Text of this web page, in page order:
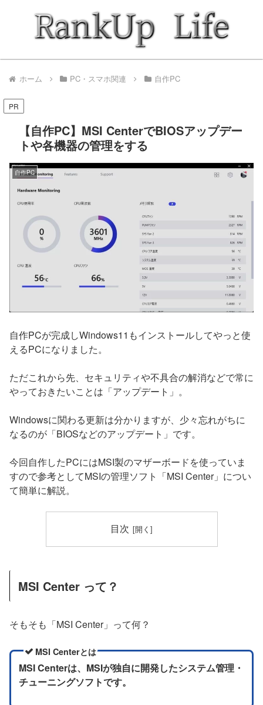
ホーム PC・スマホ関連 自作PC
PR
【自作PC】MSI CenterでBIOSアップデー
トや各機器の管理をする
自作PC
自作PCが完成しWindows11もインストールしてやっと使
えるPCになりました。
ただこれから先、セキュリティや不具合の解消などで常に
やっておきたいことは「アップデート」。
Windowsに関わる更新は分かりますが、少々忘れがちに
なるのが「BIOSなどのアップデート」です。
今回自作したPCにはMSI製のマザーボードを使っていま
すので参考としてMSIの管理ソフト「MSI Center」につい
て簡単に解説。
目次
MSI Center って？
そもそも「MSI Center」って何？
MSI Centerとは
MSI Centerは、MSIが独自に開発したシステム管理・
チューニングソフトです。